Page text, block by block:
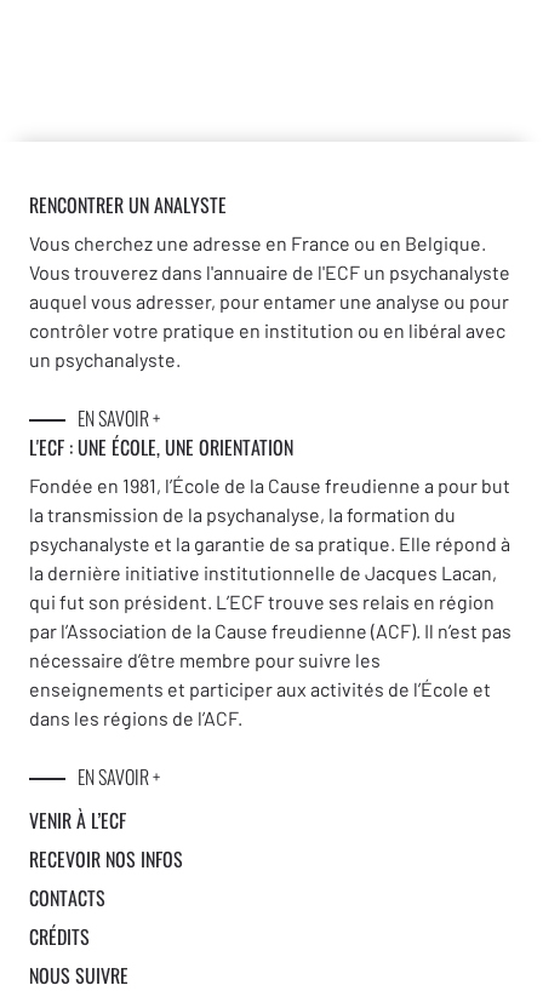
RENCONTRER UN ANALYSTE
Vous cherchez une adresse en France ou en Belgique.
Vous trouverez dans l'annuaire de l'ECF un psychanalyste
auquel vous adresser, pour entamer une analyse ou pour
contrôler votre pratique en institution ou en libéral avec
un psychanalyste.
EN SAVOIR +
L'ECF : UNE ÉCOLE, UNE ORIENTATION
Fondée en 1981, l’École de la Cause freudienne a pour but
la transmission de la psychanalyse, la formation du
psychanalyste et la garantie de sa pratique. Elle répond à
la dernière initiative institutionnelle de Jacques Lacan,
qui fut son président. L’ECF trouve ses relais en région
par l’Association de la Cause freudienne (ACF). Il n’est pas
nécessaire d’être membre pour suivre les
enseignements et participer aux activités de l’École et
dans les régions de l’ACF.
EN SAVOIR +
VENIR À L’ECF
RECEVOIR NOS INFOS
CONTACTS
CRÉDITS
NOUS SUIVRE